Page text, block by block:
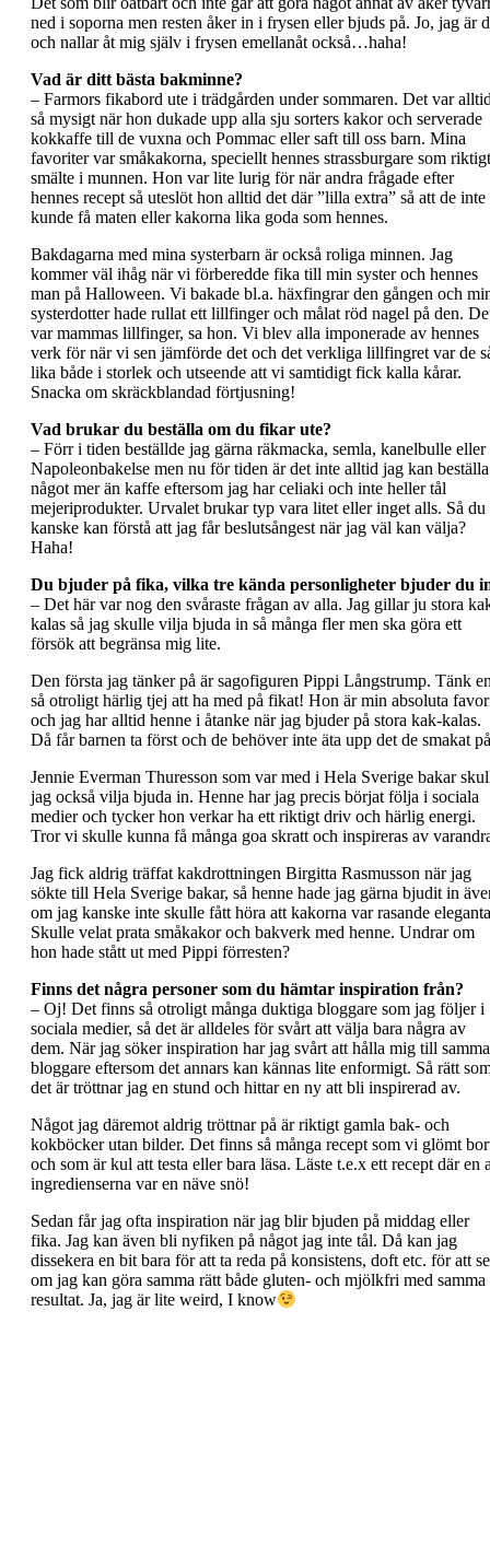
ned i soporna men resten åker in i frysen eller bjuds på. Jo, jag är
och nallar åt mig själv i frysen emellanåt också…haha!
Vad är ditt bästa bakminne?
– Farmors fikabord ute i trädgården under sommaren. Det var
så mysigt när hon dukade upp alla sju sorters kakor och serverade
kokkaffe till de vuxna och Pommac eller saft till oss barn. Mina
favoriter var småkakorna, speciellt hennes strassburgare som riktigt
smälte i munnen. Hon var lite lurig för när andra frågade efter
hennes recept så uteslöt hon alltid det där ”lilla extra” så att de inte
kunde få maten eller kakorna lika goda som hennes.
Bakdagarna med mina systerbarn är också roliga minnen. Jag
kommer väl ihåg när vi förberedde fika till min syster och hennes
man på Halloween. Vi bakade bl.a. häxfingrar den gången och
systerdotter hade rullat ett lillfinger och målat röd nagel på den.
var mammas lillfinger, sa hon. Vi blev alla imponerade av hennes
verk för när vi sen jämförde det och det verkliga lillfingret var de
lika både i storlek och utseende att vi samtidigt fick kalla kårar.
Snacka om skräckblandad förtjusning!
Vad brukar du beställa om du fikar ute?
– Förr i tiden beställde jag gärna räkmacka, semla, kanelbulle eller
Napoleonbakelse men nu för tiden är det inte alltid jag kan beställa
något mer än kaffe eftersom jag har celiaki och inte heller tål
mejeriprodukter. Urvalet brukar typ vara litet eller inget alls. Så du
kanske kan förstå att jag får beslutsångest när jag väl kan välja?
Haha!
Du bjuder på fika, vilka tre kända personligheter bjuder du
– Det här var nog den svåraste frågan av alla. Jag gillar ju stora
kalas så jag skulle vilja bjuda in så många fler men ska göra ett
försök att begränsa mig lite.
Den första jag tänker på är sagofiguren Pippi Långstrump. Tänk
så otroligt härlig tjej att ha med på fikat! Hon är min absoluta
och jag har alltid henne i åtanke när jag bjuder på stora kak-kalas.
Då får barnen ta först och de behöver inte äta upp det de smakat
Jennie Everman Thuresson som var med i Hela Sverige bakar
jag också vilja bjuda in. Henne har jag precis börjat följa i sociala
medier och tycker hon verkar ha ett riktigt driv och härlig energi.
Tror vi skulle kunna få många goa skratt och inspireras av
Jag fick aldrig träffat kakdrottningen Birgitta Rasmusson när jag
sökte till Hela Sverige bakar, så henne hade jag gärna bjudit in
om jag kanske inte skulle fått höra att kakorna var rasande
Skulle velat prata småkakor och bakverk med henne. Undrar om
hon hade stått ut med Pippi förresten?
Finns det några personer som du hämtar inspiration från?
– Oj! Det finns så otroligt många duktiga bloggare som jag följer i
sociala medier, så det är alldeles för svårt att välja bara några av
dem. När jag söker inspiration har jag svårt att hålla mig till samma
bloggare eftersom det annars kan kännas lite enformigt. Så rätt
det är tröttnar jag en stund och hittar en ny att bli inspirerad av.
Något jag däremot aldrig tröttnar på är riktigt gamla bak- och
kokböcker utan bilder. Det finns så många recept som vi glömt
och som är kul att testa eller bara läsa. Läste t.e.x ett recept där en
ingredienserna var en näve snö!
Sedan får jag ofta inspiration när jag blir bjuden på middag eller
fika. Jag kan även bli nyfiken på något jag inte tål. Då kan jag
dissekera en bit bara för att ta reda på konsistens, doft etc. för att se
om jag kan göra samma rätt både gluten- och mjölkfri med samma
resultat. Ja, jag är lite weird, I know